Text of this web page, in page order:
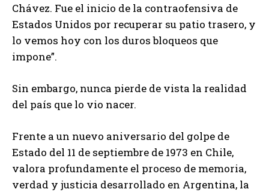
Chávez. Fue el inicio de la contraofensiva de
Estados Unidos por recuperar su patio trasero, y
lo vemos hoy con los duros bloqueos que
impone”.
Sin embargo, nunca pierde de vista la realidad
del país que lo vio nacer.
Frente a un nuevo aniversario del golpe de
Estado del 11 de septiembre de 1973 en Chile,
valora profundamente el proceso de memoria,
verdad y justicia desarrollado en Argentina, la